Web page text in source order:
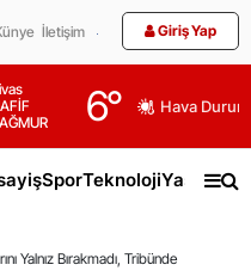
İletişim Giriş Yap
6° Hava
SporTeknolojiYaşam
Yalnız Bırakmadı, Tribünde